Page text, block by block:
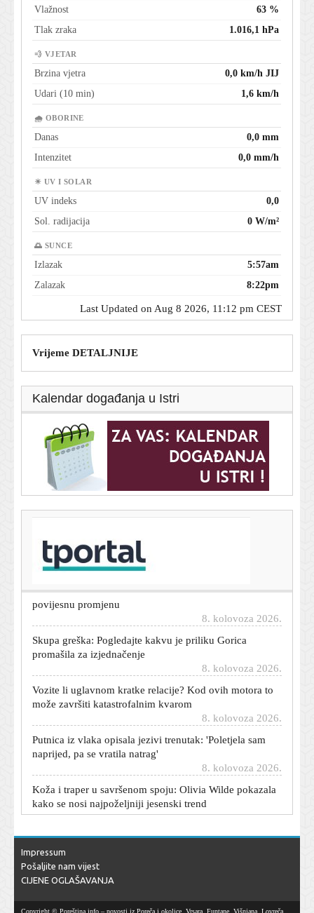
Vlažnost
63 %
Tlak zraka
1.016,1 hPa
💨 VJETAR
Brzina vjetra
0,0 km/h JIJ
Udari (10 min)
1,6 km/h
🌧 OBORINE
Danas
0,0 mm
Intenzitet
0,0 mm/h
☀ UV I SOLAR
UV indeks
0,0
Sol. radijacija
0 W/m²
🌅 SUNCE
Izlazak
5:57am
Zalazak
8:22pm
Last Updated on Aug 8 2026, 11:12 pm CEST
Vrijeme DETALJNIJE
Kalendar događanja u Istri
T-portal.hr
Lokomotiva na pragu nove pobjede, pogledajte sve
Mustang kakav nikada nismo vidjeli: Ford priprema
8. kolovoza 2026.
Skupa greška: Pogledajte kakvu je priliku Gorica
promašila za izjednačenje
8. kolovoza 2026.
Vozite li uglavnom kratke relacije? Kod ovih motora to
može završiti katastrofalnim kvarom
8. kolovoza 2026.
naprijed, pa se vratila natrag'
8. kolovoza 2026.
Koža i traper u savršenom spoju: Olivia Wilde pokazala
kako se nosi najpoželjniji jesenski trend
8. kolovoza 2026.
Sramotne scene na Marakani: Navijači Crvene zvezde
8. kolovoza 2026.
Hajduk objavio zanimljive brojke: Evo tko najviše trči, a
tko je najbrži
Impressum
Pošaljite nam vijest
CIJENE OGLAŠAVANJA
Copyright © Poreština.info – novosti iz Poreča i okolice, Vrsara, Funtane, Višnjana, Lovreča,